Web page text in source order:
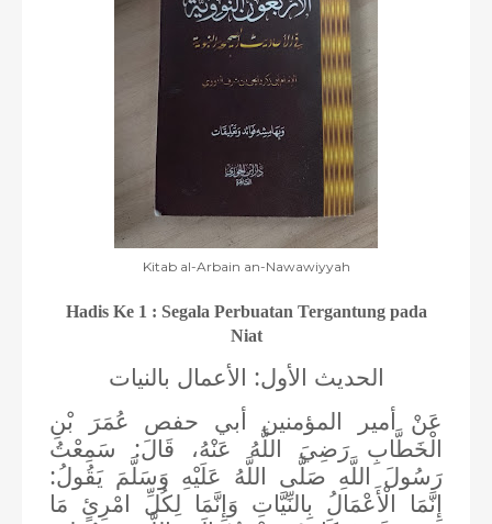
Kitab al-Arbain an-Nawawiyyah
Hadis Ke 1 : Segala Perbuatan Tergantung pada
Niat
الحديث الأول: الأعمال بالنيات
عَنْ أمير المؤمنين أبي حفص عُمَرَ بْنِ
الْخَطَّابِ رَضِيَ اللَّهُ عَنْهُ، قَالَ: سَمِعْتُ
رَسُولَ اللَّهِ صَلَّى اللَّهُ عَلَيْهِ وَسَلَّمَ يَقُولُ:
‌إِنَّمَا ‌الْأَعْمَالُ بِالنِّيَّاتِ وَإِنَّمَا لِكُلِّ امْرِئٍ مَا